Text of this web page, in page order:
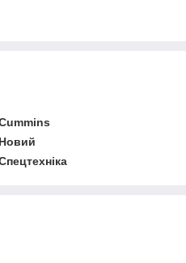
Новий